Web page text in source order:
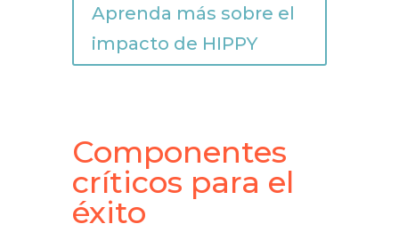
Aprenda más sobre el
impacto de HIPPY
Componentes
críticos para el
éxito